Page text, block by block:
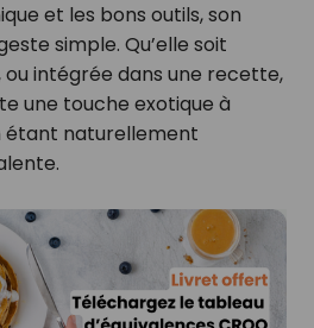
et les bons outils, son
simple. Qu’elle soit
intégrée dans une recette,
une touche exotique à
étant naturellement